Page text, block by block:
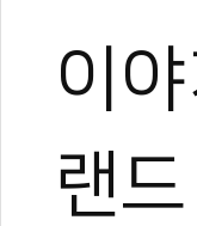
이
랜